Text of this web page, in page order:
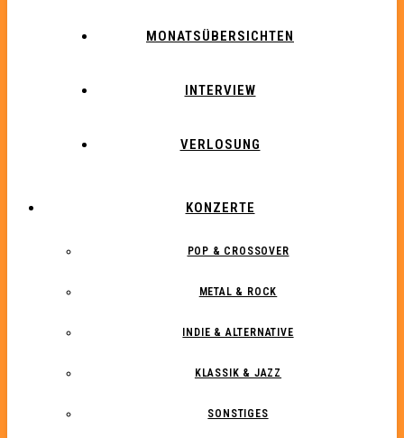
MONATSÜBERSICHTEN
INTERVIEW
VERLOSUNG
KONZERTE
POP & CROSSOVER
METAL & ROCK
INDIE & ALTERNATIVE
KLASSIK & JAZZ
SONSTIGES